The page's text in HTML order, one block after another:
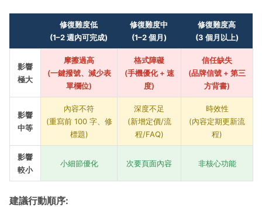
修復難度低
(1–2 週內可完成)
修復難度中
(1–2 個月)
修復難度高
(3 個月以上)
影響
極大
摩擦過高
(一鍵撥號、減少表
單欄位)
格式障礙
(手機優化 + 速
度)
信任缺失
(品牌信號 + 第三
方背書)
影響
中等
內容不符
(重寫前 100 字、修
標題)
深度不足
(新增定價/流
程/FAQ)
時效性
(內容定期更新流
程)
影響
較小
小細節優化 次要頁面內容 非核心功能
建議行動順序: